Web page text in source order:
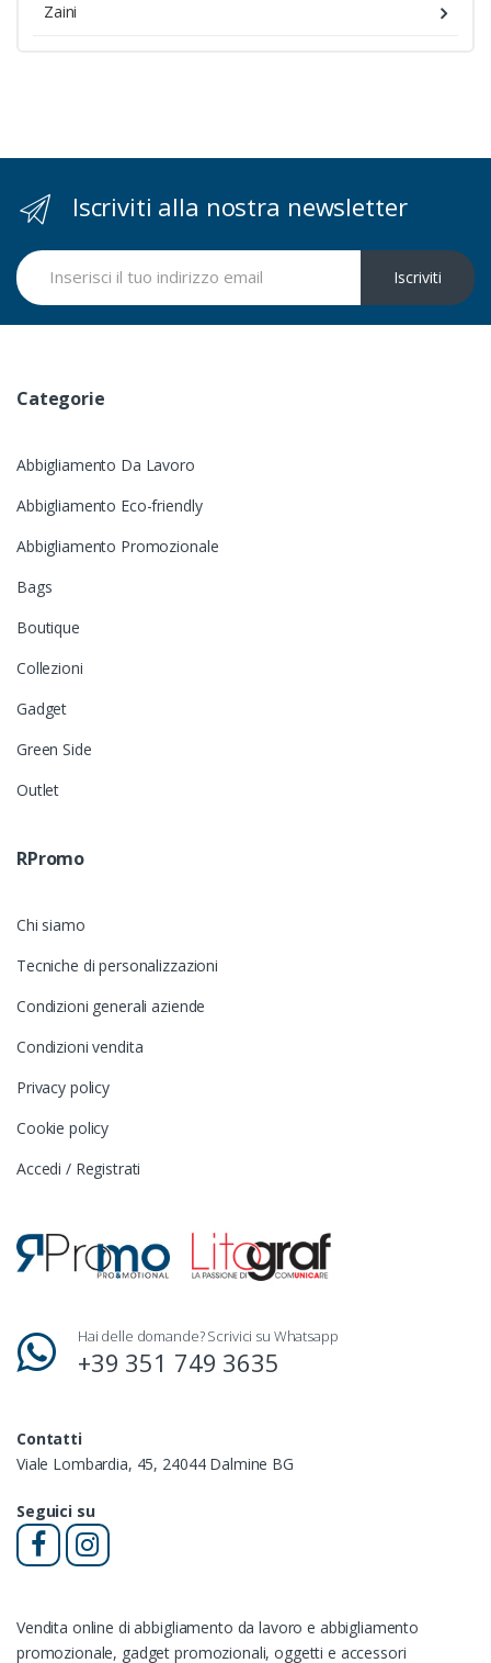
Zaini
Iscriviti alla nostra newsletter
Iscriviti
Categorie
Abbigliamento Da Lavoro
Abbigliamento Eco-friendly
Abbigliamento Promozionale
Bags
Boutique
Collezioni
Gadget
Green Side
Outlet
RPromo
Chi siamo
Tecniche di personalizzazioni
Condizioni generali aziende
Condizioni vendita
Privacy policy
Cookie policy
Accedi / Registrati
Hai delle domande? Scrivici su Whatsapp
+39 351 749 3635
Contatti
Viale Lombardia, 45, 24044 Dalmine BG
Seguici su
Vendita online di abbigliamento da lavoro e abbigliamento
promozionale, gadget promozionali, oggetti e accessori